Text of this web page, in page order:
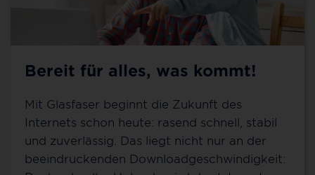
Bereit für alles, was kommt!
Mit Glasfaser beginnt die Zukunft des
Internets schon heute: rasend schnell, stabil
und zuverlässig. Das liegt nicht nur an der
beeindruckenden Downloadgeschwindigkeit: